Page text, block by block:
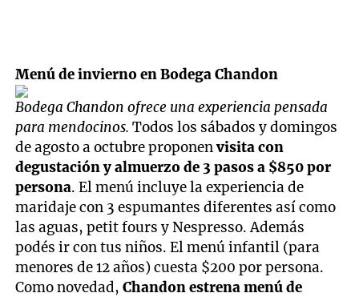
Menú de invierno en Bodega Chandon
Bodega Chandon ofrece una experiencia pensada
para mendocinos.Todos los sábados y domingos
de agosto a octubre proponenvisita con
degustación y almuerzo de 3 pasos a $850 por
persona. El menú incluye la experiencia de
maridaje con 3 espumantes diferentes así como
las aguas, petit fours y Nespresso. Además
podés ir con tus niños. El menú infantil (para
menores de 12 años) cuesta $200 por persona.
Como novedad,Chandon estrena menú de